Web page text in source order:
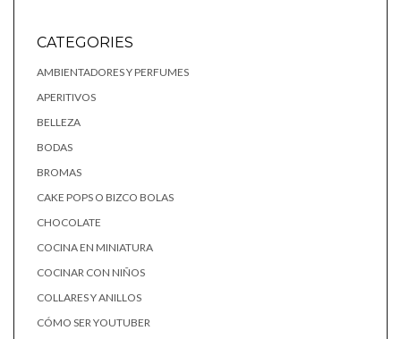
CATEGORIES
AMBIENTADORES Y PERFUMES
APERITIVOS
BELLEZA
BODAS
BROMAS
CAKE POPS O BIZCO BOLAS
CHOCOLATE
COCINA EN MINIATURA
COCINAR CON NIÑOS
COLLARES Y ANILLOS
CÓMO SER YOUTUBER